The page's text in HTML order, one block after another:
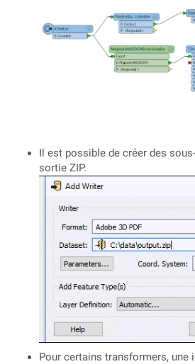
Il est possible de créer des
sortie ZIP.
Pour certains transformers, une